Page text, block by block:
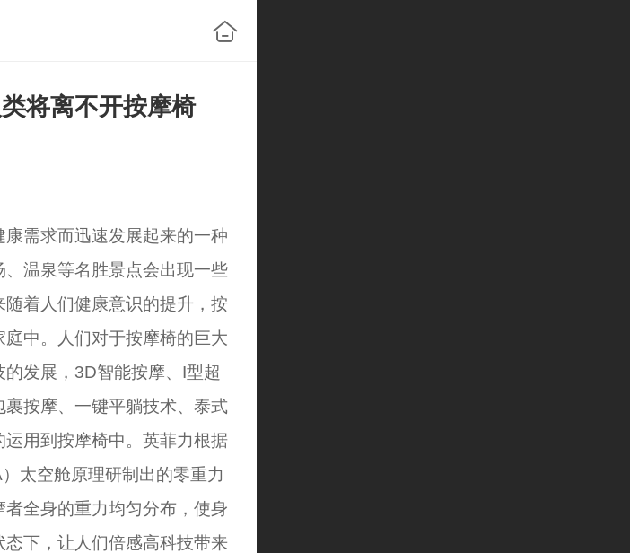
将离不开按摩椅
需求而迅速发展起来的一种
温泉等名胜景点会出现一些
着人们健康意识的提升，按
中。人们对于按摩椅的巨大
发展，3D智能按摩、I型超
按摩、一键平躺技术、泰式
用到按摩椅中。英菲力根据
太空舱原理研制出的零重力
全身的重力均匀分布，使身
下，让人们倍感高科技带来